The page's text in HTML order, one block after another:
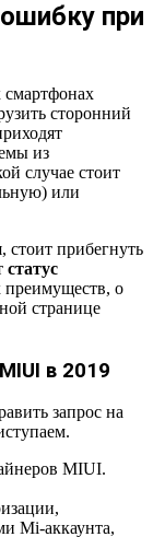
при
смартфонах
сторонний
из
случае стоит
или
стоит прибегнуть
статус
преимуществ, о
странице
в 2019
запрос на
MIUI.
Mi-аккаунта,